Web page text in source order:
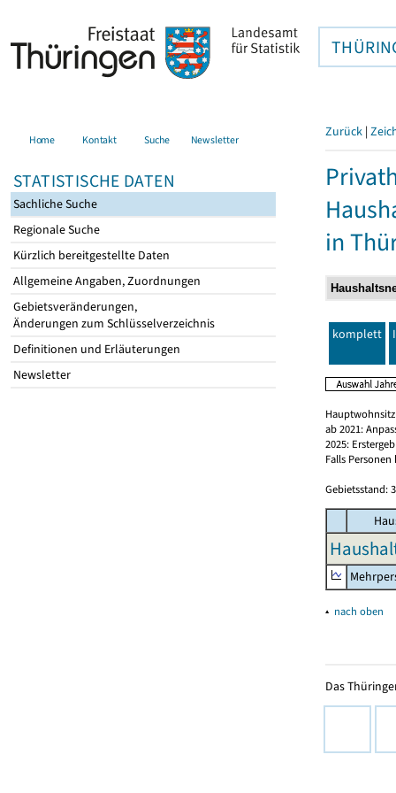
Home Kontakt Suche Newsletter
STATISTISCHE DATEN
Sachliche Suche
Regionale Suche
Kürzlich bereitgestellte Daten
Allgemeine Angaben, Zuordnungen
Gebietsveränderungen,
Änderungen zum Schlüsselverzeichnis
Definitionen und Erläuterungen
Newsletter
Zurück |
in
komplett
ab 2021:
2025:
Falls
Gebietsstand:
▴ nach oben
Das